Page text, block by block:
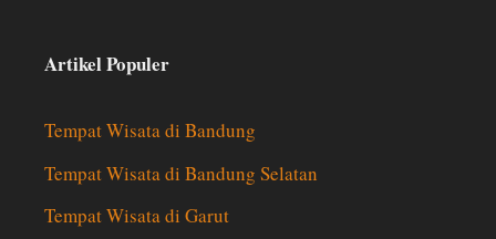
Artikel Populer
Tempat Wisata di Bandung
Tempat Wisata di Bandung Selatan
Tempat Wisata di Garut